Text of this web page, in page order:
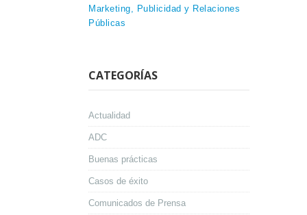
Marketing, Publicidad y Relaciones
Públicas
CATEGORÍAS
Actualidad
ADC
Buenas prácticas
Casos de éxito
Comunicados de Prensa